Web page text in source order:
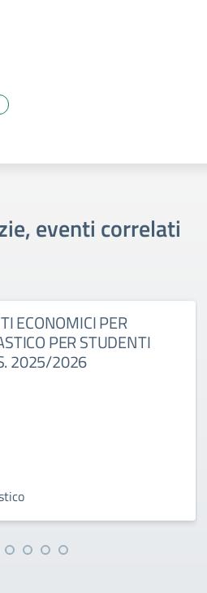
eventi correlati
ECONOMICI PER
PER STUDENTI
2025/2026